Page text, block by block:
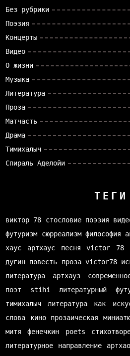
Без рубрики
Поэзия
Концерты
Видео
О жизни
Музыка
Литература
Проза
Матчасть
Драма
Тимихалыч
Спираль Аделойи
ТЕГИ
виктор 78 стословие поэзия
футуризм
сюрреализм философия
хаус
артхаус песня victor 78
дугин повесть проза victor78
литература
артхауз
поэт
stihi литературный
тимихалыч
литература как
слова
кино прозаическая
митя фенечкин
poets
литературное направление